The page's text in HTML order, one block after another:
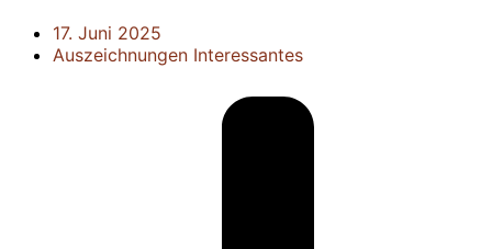
17. Juni 2025
Auszeichnungen Interessantes